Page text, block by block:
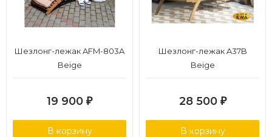
Шезлонг-лежак AFM-803A
Beige
19 900 ₽
В корзину
Шезлонг-лежак A37B
Beige
28 500 ₽
В корзину